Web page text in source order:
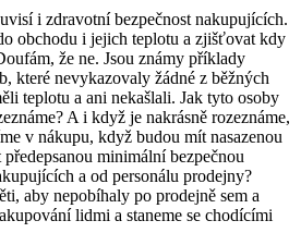
i zdravotní bezpečnost nakupujících.
obchodu i jejich teplotu a zjišťovat kdy
že ne. Jsou známy příklady
které nevykazovaly žádné z běžných
teplotu a ani nekašlali. Jak tyto osoby
A i když je nakrásně rozeznáme,
v nákupu, když budou mít nasazenou
minimální bezpečnou
a od personálu prodejny?
aby nepobíhaly po prodejně sem a
lidmi a staneme se chodícími